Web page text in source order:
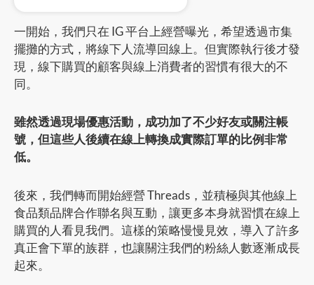
一開始，我們只在 IG 平台上經營曝光，希望透過市集
擺攤的方式，將線下人流導回線上。但實際執行後才發
現，線下購買的顧客與線上消費者的習慣有很大的不
同。
雖然透過現場優惠活動，成功加了不少好友或關注帳
號，但這些人後續在線上轉換成實際訂單的比例非常
低。
後來，我們轉而開始經營 Threads，並積極與其他線上
食品類品牌合作聯名與互動，讓更多本身就習慣在線上
購買的人看見我們。這樣的策略慢慢見效，導入了許多
真正會下單的族群，也讓關注我們的粉絲人數逐漸成長
起來。